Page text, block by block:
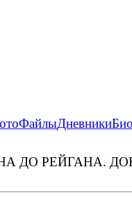
ФайлыДневники
ДО РЕЙГАНА.